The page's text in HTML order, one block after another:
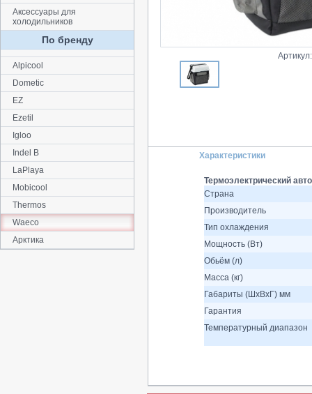
Характеристики
Термоэлектрический
Страна
Производитель
Тип охлаждения
Мощность (Вт)
Обьём (л)
Масса (кг)
Габариты (ШхВхГ) мм
Гарантия
Температурный диапазон
Аксессуары для
холодильников
По бренду
Alpicool
Dometic
EZ
Ezetil
Igloo
Indel B
LaPlaya
Mobicool
Thermos
Waeco
Арктика